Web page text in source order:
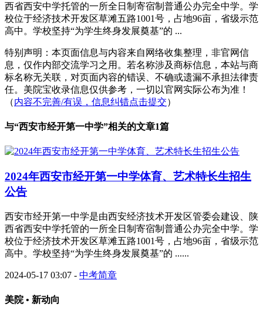
西省西安中学托管的一所全日制寄宿制普通公办完全中学。学
校位于经济技术开发区草滩五路1001号，占地96亩，省级示范
高中。学校坚持“为学生终身发展奠基”的 ...
特别声明：本页面信息与内容来自网络收集整理，非官网信
息，仅作内部交流学习之用。若名称涉及商标信息，本站与商
标名称无关联，对页面内容的错误、不确或遗漏不承担法律责
任。美院宝收录信息仅供参考，一切以官网实际公布为准！
（内容不完善/有误，信息纠错点击提交）
与“西安市经开第一中学”相关的文章1篇
2024年西安市经开第一中学体育、艺术特长生招生
公告
西安市经开第一中学是由西安经济技术开发区管委会建设、陕
西省西安中学托管的一所全日制寄宿制普通公办完全中学。学
校位于经济技术开发区草滩五路1001号，占地96亩，省级示范
高中。学校坚持“为学生终身发展奠基”的 ......
2024-05-17 03:07 - 中考简章
美院 • 新动向